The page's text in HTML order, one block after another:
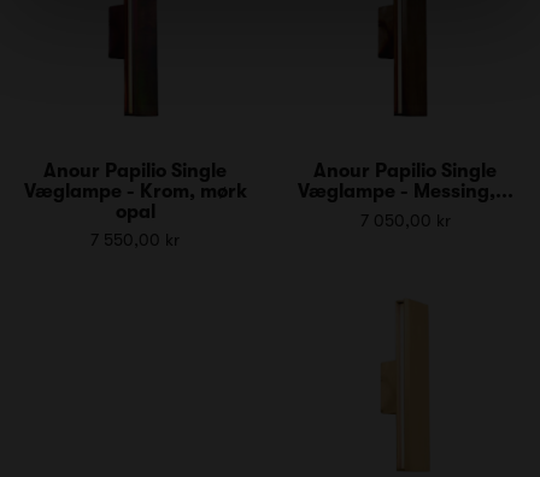
Anour Papilio Single
Væglampe - Krom, mørk
opal
7 550,00 kr
Anour Papilio Single
Væglampe - Messing,...
7 050,00 kr